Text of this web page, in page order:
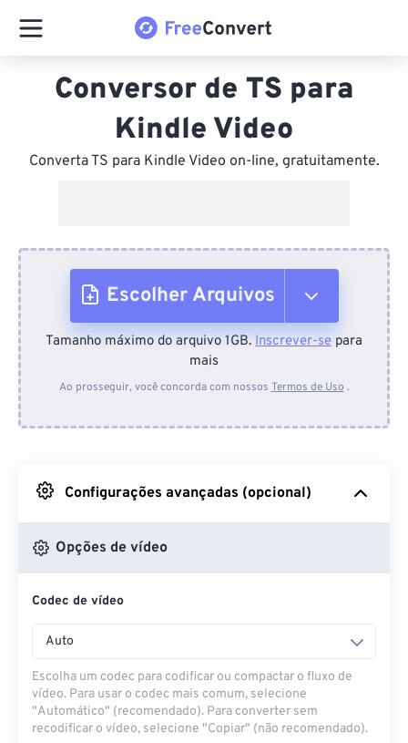
Conversor de TS para
Kindle Video
Converta TS para Kindle Video on-line, gratuitamente.
Escolher Arquivos
Do dispositivo
Do Google Drive
Do OneDrive
Tamanho máximo do arquivo 1GB. Inscrever-se para
mais
Ao prosseguir, você concorda com nossos Termos de Uso .
Configurações avançadas (opcional)
Opções de vídeo
Codec de vídeo
Auto
Escolha um codec para codificar ou compactar o fluxo de
vídeo. Para usar o codec mais comum, selecione
"Automático" (recomendado). Para converter sem
recodificar o vídeo, selecione "Copiar" (não recomendado).